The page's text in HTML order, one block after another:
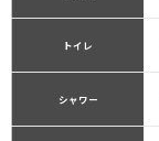
トイレ
シャワー